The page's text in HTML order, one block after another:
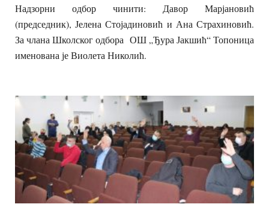
Надзорни одбор чинити: Давор Марјановић
(председник), Јелена Стојадиновић и Ана Страхиновић.
За члана Школског одбора ОШ „Ђура Јакшић“ Топоница
именована је Виолета Николић.